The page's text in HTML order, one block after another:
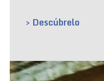
> Descúbrelo